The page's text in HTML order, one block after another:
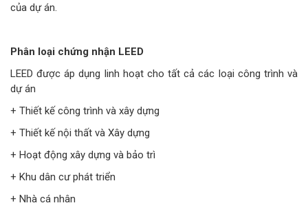
của dự án.
Phân loại chứng nhận LEED
LEED được áp dụng linh hoạt cho tất cả các loại công trình và
dự án
+ Thiết kế công trình và xây dựng
+ Thiết kế nội thất và Xây dựng
+ Hoạt động xây dựng và bảo trì
+ Khu dân cư phát triển
+ Nhà cá nhân